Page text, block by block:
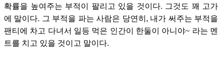
확률을 높여주는 부적이 팔리고 있을 것이다. 그것도 꽤 고가
에 말이다. 그 부적을 파는 사람은 당연히, 내가 써주는 부적을
팬티에 차고 다녀서 일등 먹은 인간이 한둘이 아니야~ 라는 멘
트를 치고 있을 것이고 말이다.